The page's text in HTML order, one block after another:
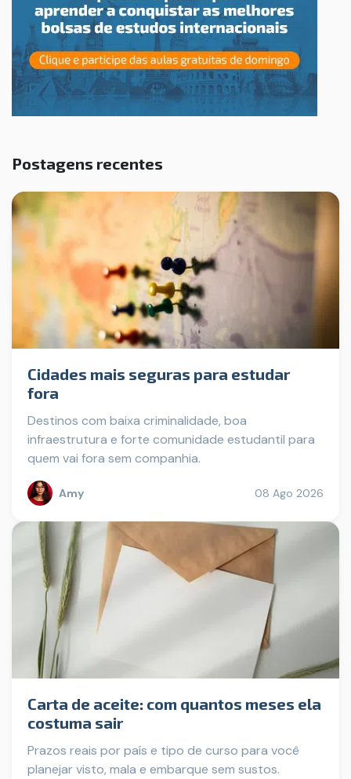
Postagens recentes
Cidades mais seguras para estudar
fora
Destinos com baixa criminalidade, boa
infraestrutura e forte comunidade estudantil para
quem vai fora sem companhia.
Amy 08 Ago 2026
Carta de aceite: com quantos meses ela
costuma sair
Prazos reais por país e tipo de curso para você
planejar visto, mala e embarque sem sustos.